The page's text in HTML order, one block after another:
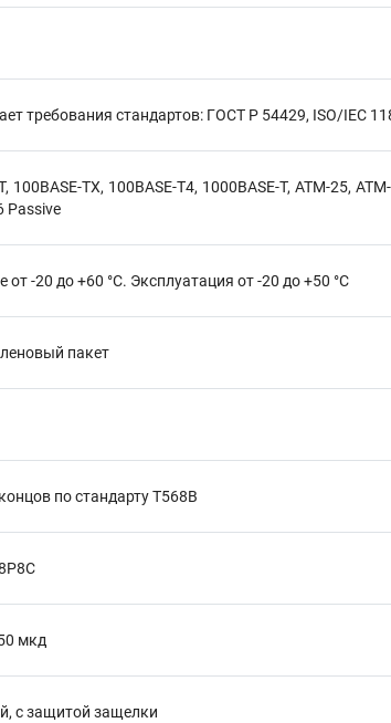
требования стандартов: ГОСТ Р 54429, ISO/IEC
100BASE-TX, 100BASE-T4, 1000BASE-T, ATM-25,
Passive
от -20 до +60 °C. Эксплуатация от -20 до +50 °C
пакет
по стандарту T568B
мкд
с защитой защелки